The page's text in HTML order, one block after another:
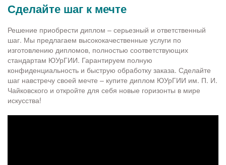
Сделайте шаг к мечте
Решение приобрести диплом – серьезный и ответственный
шаг. Мы предлагаем высококачественные услуги по
изготовлению дипломов, полностью соответствующих
стандартам ЮУрГИИ. Гарантируем полную
конфиденциальность и быструю обработку заказа. Сделайте
шаг навстречу своей мечте – купите диплом ЮУрГИИ им. П. И.
Чайковского и откройте для себя новые горизонты в мире
искусства!